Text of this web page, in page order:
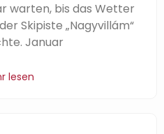
warten, bis das Wetter
Skipiste „Nagyvillám“
Januar
lesen